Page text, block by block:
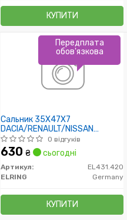
КУПИТИ
Сальник 35X47X7
DACIA/RENAULT/NISSAN
0 відгуків
630 ₴ сьогодні
Артикул:
EL431.420
ELRING
Germany
КУПИТИ
Передплата
обов'язкова